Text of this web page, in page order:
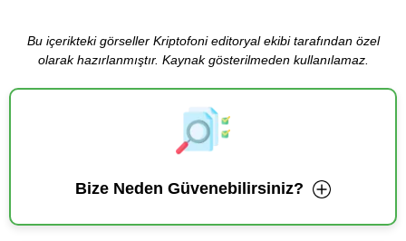
Bu içerikteki görseller Kriptofoni editoryal ekibi tarafından özel
olarak hazırlanmıştır. Kaynak gösterilmeden kullanılamaz.
Bize Neden Güvenebilirsiniz?